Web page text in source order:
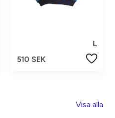
L
510 SEK
Visa alla